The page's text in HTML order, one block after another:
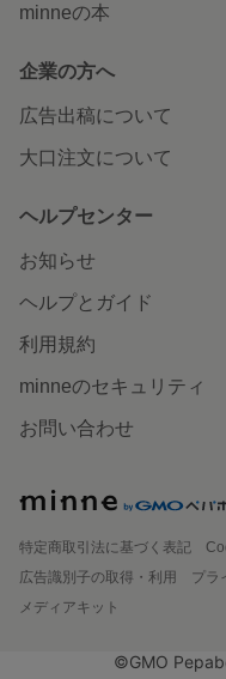
minneの本
企業の方へ
広告出稿について
大口注文について
ヘルプセンター
お知らせ
ヘルプとガイド
利用規約
minneのセキュリティ
お問い合わせ
特定商取引法に基づく表記
広告識別子の取得・利用
プラ
メディアキット
©GMO